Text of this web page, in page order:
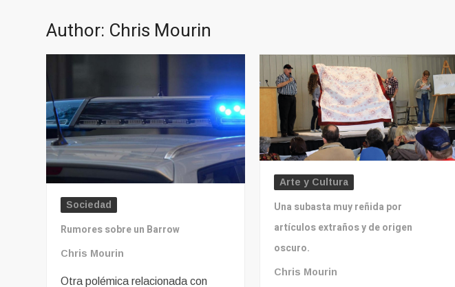
entretenimiento
y más.
Author: Chris Mourin
Sociedad
Rumores sobre un Barrow
Chris Mourin
Otra polémica relacionada con
Arte y Cultura
Una subasta muy reñida por
artículos extraños y de origen
oscuro.
Chris Mourin